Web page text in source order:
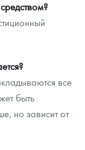
все
быть
но зависит от